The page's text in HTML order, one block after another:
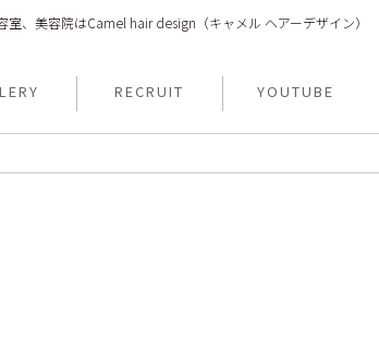
室、美容院はCamel hair design（キャメル ヘアーデザイン）
RECRUIT YOUTUBE